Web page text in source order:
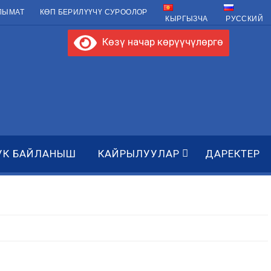
КӨП БЕРИЛҮҮЧҮ СУРООЛОР
КЫРГЫЗЧА РУССКИЙ
Көзү начар көрүүчүлөргө
БАЙЛАНЫШ КАЙРЫЛУУЛАР ДАРЕКТЕР